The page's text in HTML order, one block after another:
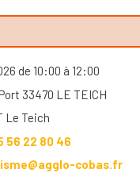
de 10:00 à 12:00
33470 LE TEICH
Le Teich
56 22 80 46
cobas.fr